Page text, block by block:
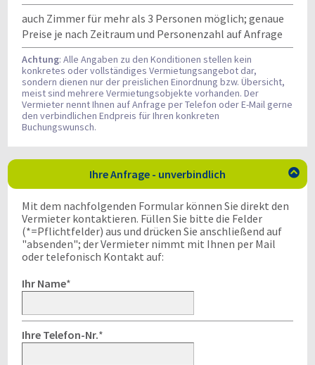
auch Zimmer für mehr als 3 Personen möglich; genaue
Preise je nach Zeitraum und Personenzahl auf Anfrage
Achtung: Alle Angaben zu den Konditionen stellen kein
konkretes oder vollständiges Vermietungsangebot dar,
sondern dienen nur der preislichen Einordnung bzw. Übersicht,
meist sind mehrere Vermietungsobjekte vorhanden. Der
Vermieter nennt Ihnen auf Anfrage per Telefon oder E-Mail gerne
den verbindlichen Endpreis für Ihren konkreten
Buchungswunsch.
Ihre Anfrage - unverbindlich 
Mit dem nachfolgenden Formular können Sie direkt den
Vermieter kontaktieren. Füllen Sie bitte die Felder
(*=Pflichtfelder) aus und drücken Sie anschließend auf
"absenden"; der Vermieter nimmt mit Ihnen per Mail
oder telefonisch Kontakt auf:
Ihr Name*
Ihre Telefon-Nr.*